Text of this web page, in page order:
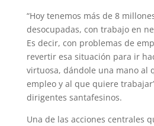
p
p
a
m
r
e
s
t
o
k
“Hoy tenemos más de 8
desocupadas, con trabajo en
Es decir, con problemas de
revertir esa situación para ir
virtuosa, dándole una mano al
empleo y al que quiere
dirigentes santafesinos.
Una de las acciones centrales